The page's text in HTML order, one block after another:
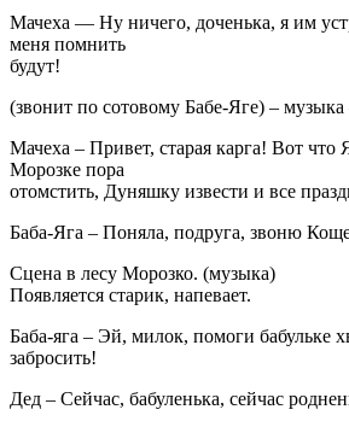
Мачеха — Ну ничего, доченька, я им
меня помнить
будут!
(звонит по сотовому Бабе-Яге) –
Мачеха – Привет, старая карга! Вот
Морозке пора
отомстить, Дуняшку извести и все
Баба-Яга – Поняла, подруга, звоню
Сцена в лесу Морозко. (музыка)
Появляется старик, напевает.
Баба-яга – Эй, милок, помоги бабульке
забросить!
Дед – Сейчас, бабуленька, сейчас